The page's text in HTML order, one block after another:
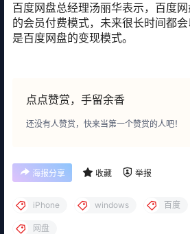
百度网盘总经理汤丽华表示，百度
的会员付费模式，未来很长时间都
是百度网盘的变现模式。
点点赞赏，手留余香
还没有人赞赏，快来当第一个赞赏的人吧！
海报分享 收藏 举报
iPhone windows 百度
网盘